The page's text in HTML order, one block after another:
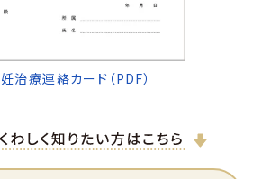
治療連絡カード（PDF）